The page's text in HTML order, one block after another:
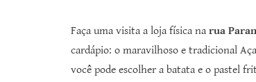
Faça uma visita a loja física na rua
cardápio: o maravilhoso e tradicional
você pode escolher a batata e o pastel